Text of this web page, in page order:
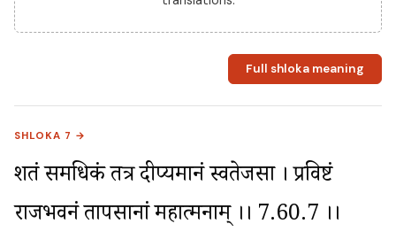
Full shloka meaning
SHLOKA 7 →
शतं समधिकं तत्र दीप्यमानं स्वतेजसा । प्रविष्टं
राजभवनं तापसानां महात्मनाम् ।। 7.60.7 ।।